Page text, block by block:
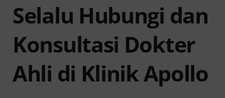
Selalu Hubungi dan
Konsultasi Dokter
Ahli di Klinik Apollo